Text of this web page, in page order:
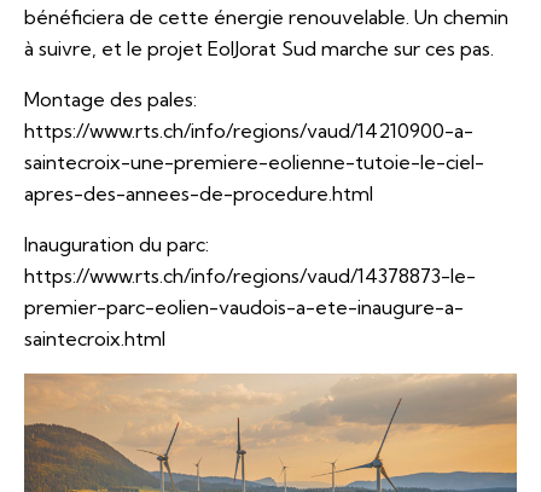
bénéficiera de cette énergie renouvelable. Un chemin
à suivre, et le projet EolJorat Sud marche sur ces pas.
Montage des pales:
https://www.rts.ch/info/regions/vaud/14210900-a-
saintecroix-une-premiere-eolienne-tutoie-le-ciel-
apres-des-annees-de-procedure.html
Inauguration du parc:
https://www.rts.ch/info/regions/vaud/14378873-le-
premier-parc-eolien-vaudois-a-ete-inaugure-a-
saintecroix.html